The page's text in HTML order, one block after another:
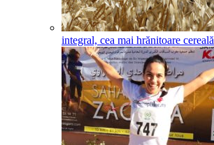
integral, cea mai hrănitoare cereală